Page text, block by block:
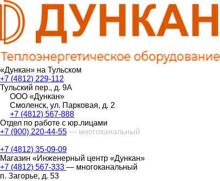
«Дункан» на Тульском
+7 (4812) 229-112
Тульский пер., д. 9А
ООО «Дункан»
Смоленск, ул. Парковая, д. 2
+7 (4812) 567-888
Отдел по работе с юр.лицами
+7 (900) 220-44-55 — многоканальный
+7 (4812) 35-09-09
Магазин «Инженерный центр «Дункан»
+7 (4812) 567-333 — многоканальный
п. Загорье, д. 53